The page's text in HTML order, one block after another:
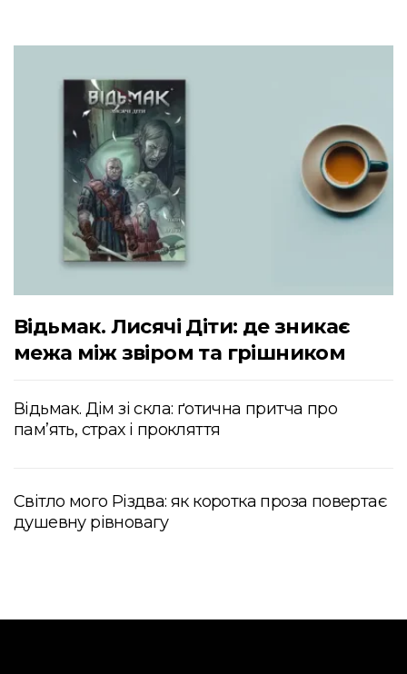
Відьмак. Лисячі Діти: де зникає
межа між звіром та грішником
Відьмак. Дім зі скла: ґотична притча про
пам’ять, страх і прокляття
Світло мого Різдва: як коротка проза повертає
душевну рівновагу